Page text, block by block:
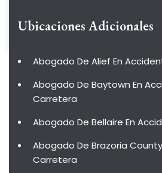
Ubicaciones Adicionales
Abogado De Alief En
Abogado De Baytown En
Carretera
Abogado De Bellaire En
Abogado De Brazoria
Carretera